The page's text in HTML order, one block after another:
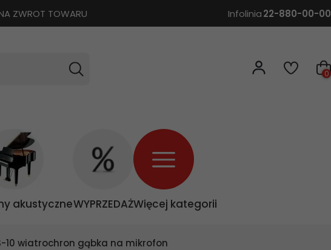
ZWROT TOWARU Infolinia22-880-00-00
0
akustyczneWYPRZEDAŻWięcej kategorii
10 wiatrochron gąbka na mikrofon